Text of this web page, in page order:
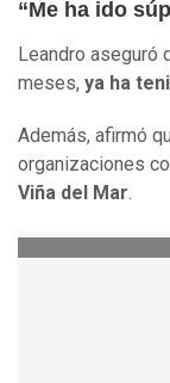
“Me ha ido
Leandro aseguró
meses, ya ha
Además, afirmó
organizaciones
Viña del Mar.